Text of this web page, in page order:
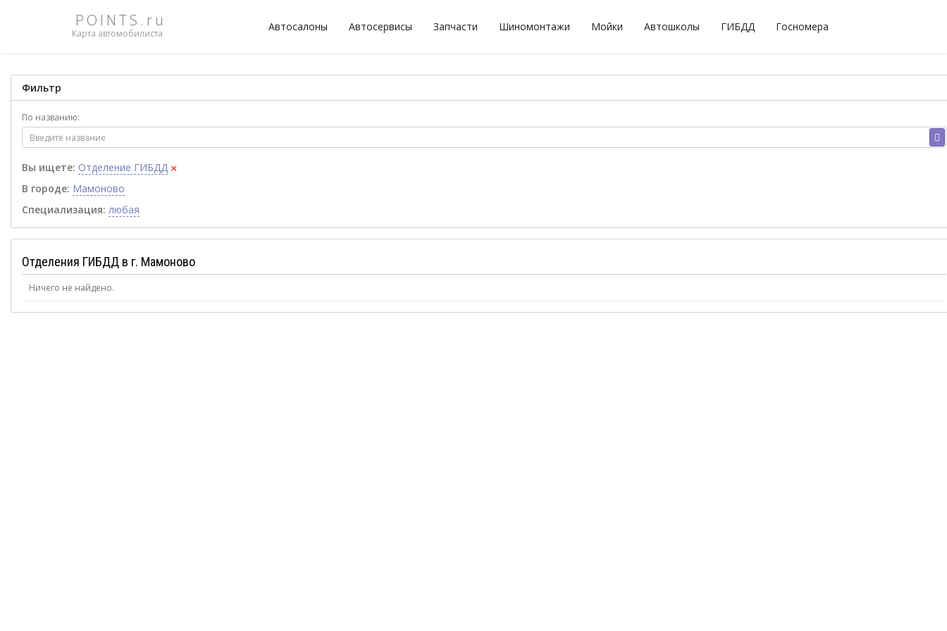
POINTS.ru
Карта автомобилиста
Автосалоны Автосервисы Запчасти Шиномонтажи Мойки Автошколы ГИБДД Госномера
Фильтр
По названию:
Вы ищете: Отделение ГИБДД ×
В городе: Мамоново
Специализация: любая
Отделения ГИБДД в г. Мамоново
Ничего не найдено.